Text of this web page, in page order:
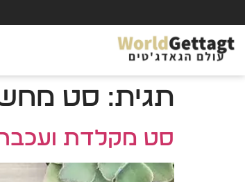
תגית: סט
סט מקלדת